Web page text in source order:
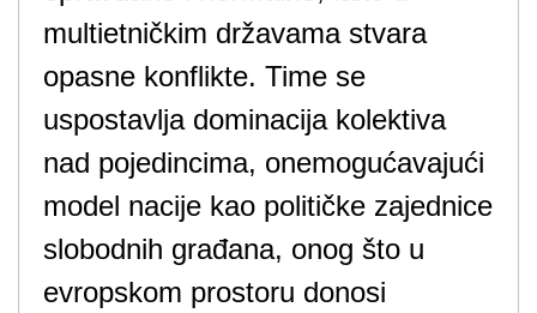
multietničkim državama stvara
opasne konflikte. Time se
uspostavlja dominacija kolektiva
nad pojedincima, onemogućavajući
model nacije kao političke zajednice
slobodnih građana, onog što u
evropskom prostoru donosi